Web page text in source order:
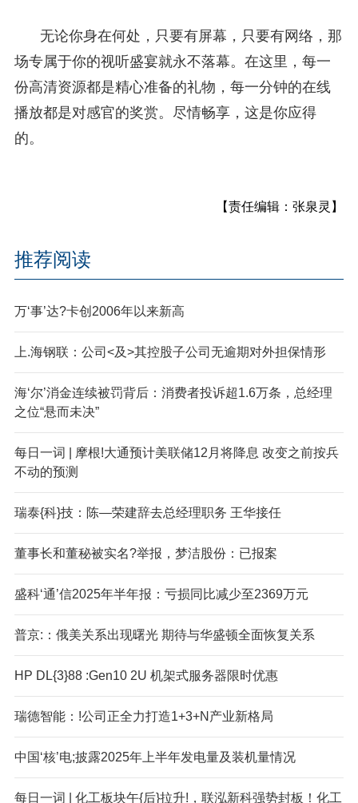
无论你身在何处，只要有屏幕，只要有网络，那
场专属于你的视听盛宴就永不落幕。在这里，每一
份高清资源都是精心准备的礼物，每一分钟的在线
播放都是对感官的奖赏。尽情畅享，这是你应得
的。
【责任编辑：张泉灵】
推荐阅读
万‘事’达?卡创2006年以来新高
上.海钢联：公司<及>其控股子公司无逾期对外担保情形
海‘尔’消金连续被罚背后：消费者投诉超1.6万条，总经理
之位“悬而未决”
每日一词 | 摩根!大通预计美联储12月将降息 改变之前按兵
不动的预测
瑞泰{科}技：陈—荣建辞去总经理职务 王华接任
董事长和董秘被实名?举报，梦洁股份：已报案
盛科‘通’信2025年半年报：亏损同比减少至2369万元
普京:：俄美关系出现曙光 期待与华盛顿全面恢复关系
HP DL{3}88 :Gen10 2U 机架式服务器限时优惠
瑞德智能：!公司正全力打造1+3+N产业新格局
中国‘核’电;披露2025年上半年发电量及装机量情况
每日一词 | 化工板块午{后}拉升!，联泓新科强势封板！化工